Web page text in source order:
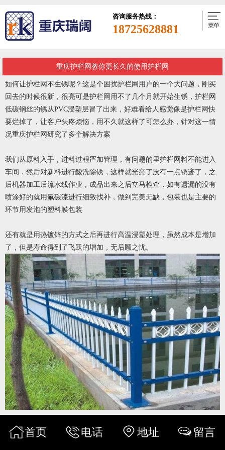
咨询服务热线：
18725628881
​重庆护栏网教你更长久的使用护栏网
如何让护栏网不生锈呢？这是个困扰护栏网用户的一个大问题，刚买
回去的时候很新，很亮可是护栏网用不了几个月就开始生锈，护栏网
低碳钢丝的锈从PVC浸塑层冒了出来，好难看给人感觉像是护栏网快
要烂掉了，让客户头疼烦恼，用不久就这样了可怎么办，针对这一情
况重庆护栏网研究了多个解决方案
我们从原料入手，进料过程严加管理，有问题的里护栏网料不能进入
车间，然后对新料进行酸洗除锈，这样就光亮了没有一点锈迹了，之
后机器加工后流水线作业，成品出来之后立马检查，如有遗漏的没有
喷涂好的就用氟碳漆进行细致找补，做到完美无缺，包装也是主要的
环节用发泡的塑料膜包装
还有就是用热镀锌的方式之后再进行高温浸塑处理，虽然成本是增加
了，但是寿命得到了飞跃的增加，无后顾之忧。
首页 电话 地址 留言